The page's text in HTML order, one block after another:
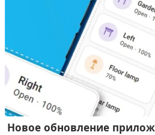
Новое обновление